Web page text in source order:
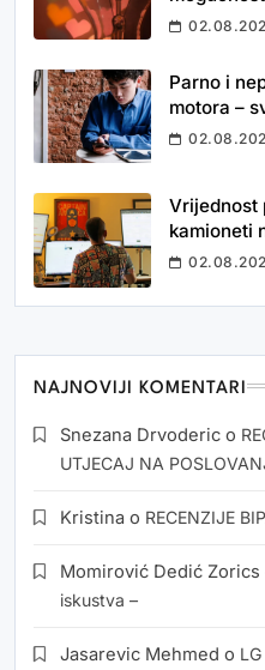
Parno i
motora –
Vrijednost
kamioneti
NAJNOVIJI KOMENTARI
Snezana Drvoderic o
UTJECAJ NA
Kristina o RECENZIJE
Momirović Dedić Zorics
iskustva –
Jasarevic Mehmed o